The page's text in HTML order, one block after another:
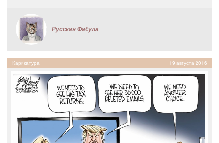
Русская Фабула
Карикатура 19 августа 2016